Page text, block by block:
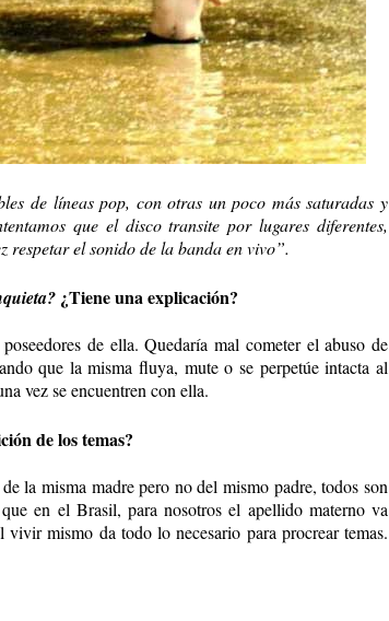
de líneas pop, con otras un poco más saturadas y
que el disco transite por lugares diferentes,
respetar el sonido de la banda en vivo”.
¿Tiene una explicación?
de ella. Quedaría mal cometer el abuso de
que la misma fluya, mute o se perpetúe intacta al
vez se encuentren con ella.
de los temas?
la misma madre pero no del mismo padre, todos son
en el Brasil, para nosotros el apellido materno va
mismo da todo lo necesario para procrear temas.